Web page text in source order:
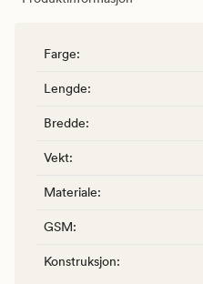
Farge:
Lengde:
Bredde:
Vekt:
Materiale:
GSM:
Konstruksjon: